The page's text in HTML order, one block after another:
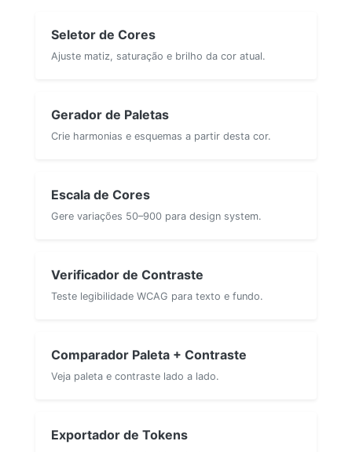
Seletor de Cores
Ajuste matiz, saturação e brilho da cor atual.
Gerador de Paletas
Crie harmonias e esquemas a partir desta cor.
Escala de Cores
Gere variações 50–900 para design system.
Verificador de Contraste
Teste legibilidade WCAG para texto e fundo.
Comparador Paleta + Contraste
Veja paleta e contraste lado a lado.
Exportador de Tokens